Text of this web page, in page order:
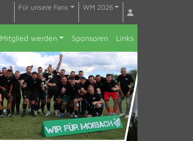
Für unsere Fans WM 2026
Mitglied werden Sponsoren Links